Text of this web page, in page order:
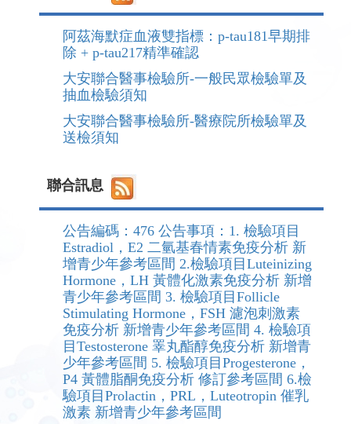
阿茲海默症血液雙指標：p-tau181早期排
除 + p-tau217精準確認
大安聯合醫事檢驗所-一般民眾檢驗單及
抽血檢驗須知
大安聯合醫事檢驗所-醫療院所檢驗單及
送檢須知
聯合訊息
公告編碼：476 公告事項：1. 檢驗項目
Estradiol，E2 二氫基春情素免疫分析 新
增青少年參考區間 2.檢驗項目Luteinizing
Hormone，LH 黃體化激素免疫分析 新增
青少年參考區間 3. 檢驗項目Follicle
Stimulating Hormone，FSH 濾泡刺激素
免疫分析 新增青少年參考區間 4. 檢驗項
目Testosterone 睪丸酯醇免疫分析 新增青
少年參考區間 5. 檢驗項目Progesterone，
P4 黃體脂酮免疫分析 修訂參考區間 6.檢
驗項目Prolactin，PRL，Luteotropin 催乳
激素 新增青少年參考區間